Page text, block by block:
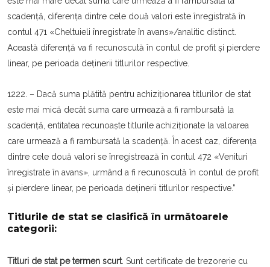
scadență, dife­rența dintre cele două valori este înregistrată în
contul 471 «Cheltuieli înregistrate în avans»/analitic distinct.
Această diferență va fi recunoscută în contul de profit și pierdere
linear, pe perioada deținerii titlu­rilor respective.
1222. – Dacă suma plătită pentru achiziționarea titlurilor de stat
este mai mică decât suma care ur­mează a fi rambursată la
scadență, entitatea recu­noaș­te titlurile achiziționate la valoarea
care urmea­ză a fi rambursată la scadență. În acest caz, diferența
dintre cele două valori se înregistrează în contul 472 «Venituri
înregistrate în avans», urmând a fi recunos­cută în contul de profit
și pierdere linear, pe perioada deținerii titlurilor respective.”
Titlurile de stat se clasifică în următoarele
categorii:
Titluri de stat pe termen scurt. Sunt certi­ficate de trezorerie cu